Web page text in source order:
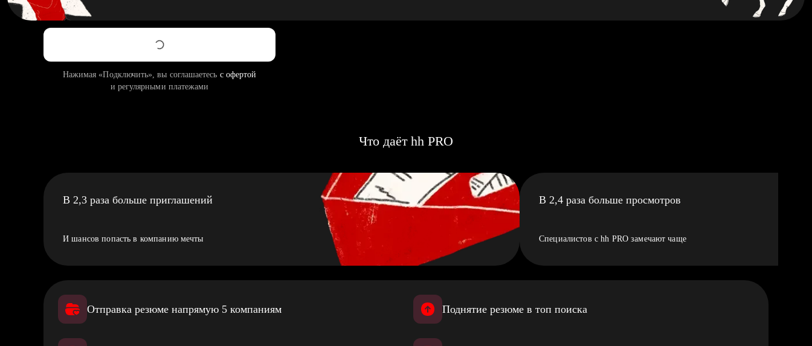
Нажимая «Подключить», вы соглашаетесь с офертой
и регулярными платежами
Что даёт hh PRO
В 2,3 раза больше приглашений
И шансов попасть в компанию мечты
В 2,4 раза больше просмотров
Специалистов с hh PRO замечают чаще
Отправка резюме напрямую 5 компаниям Поднятие резюме в топ поиска